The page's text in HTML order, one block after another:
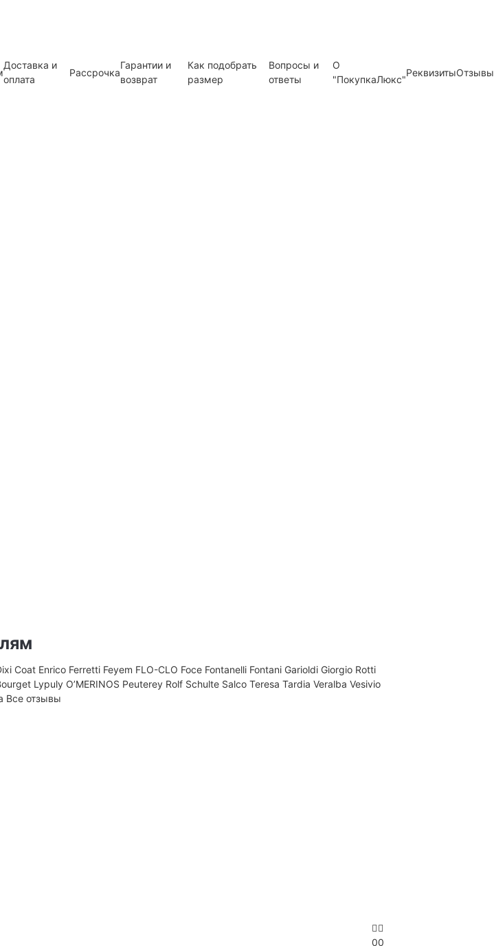
00
Доставка и
оплата
Рассрочка
Гарантии и
возврат
Как подобрать
размер
Вопросы и
ответы
О
"ПокупкаЛюкс"
РеквизитыОтзывы
Coat Enrico Ferretti Feyem FLO-CLO Foce Fontanelli Fontani Garioldi Giorgio Rotti
Lypuly O’MERINOS Peuterey Rolf Schulte SalcoTeresa TardiaVeralbaVesivio
Все отзывы